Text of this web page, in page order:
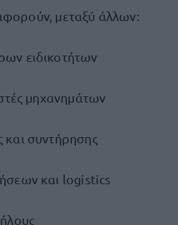
μεταξύ άλλων:
ειδικοτήτων
μηχανημάτων
και συντήρησης
και logistics